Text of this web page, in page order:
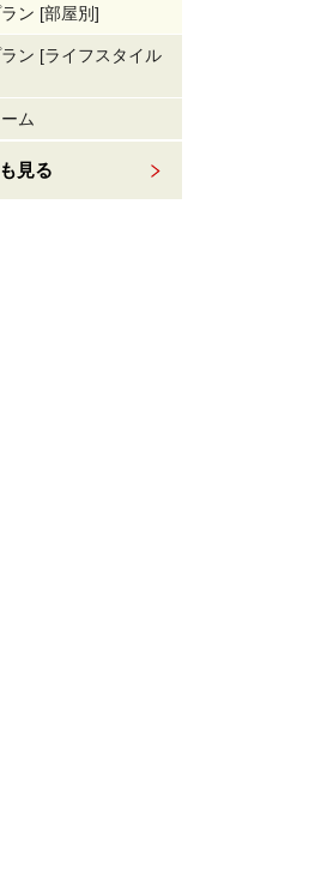
ン [部屋別]
ン [ライフスタイル
ム
見る